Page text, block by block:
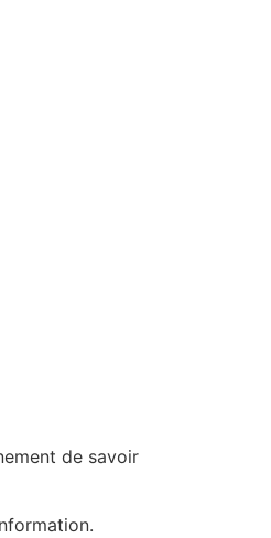
de savoir